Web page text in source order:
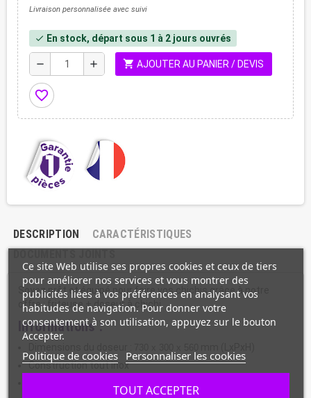
Livraison personnalisée avec suivi
check En stock, départ sous 1 à 2 jours ouvrés
remove add shopping_cart AJOUTER AU PANIER / DEVIS
favorite_border
DESCRIPTION
CARACTÉRISTIQUES
Soyez prêt et équipé pour faire vos chichis grâce à notre
offre : friteuse + doseur à chichi.
Informations :
Construction tout inox
Ce site Web utilise ses propres cookies et ceux de tiers
pour améliorer nos services et vous montrer des
publicités liées à vos préférences en analysant vos
habitudes de navigation. Pour donner votre
consentement à son utilisation, appuyez sur le bouton
Accepter.
Politique de cookies Personnaliser les cookies
TOUT ACCEPTER